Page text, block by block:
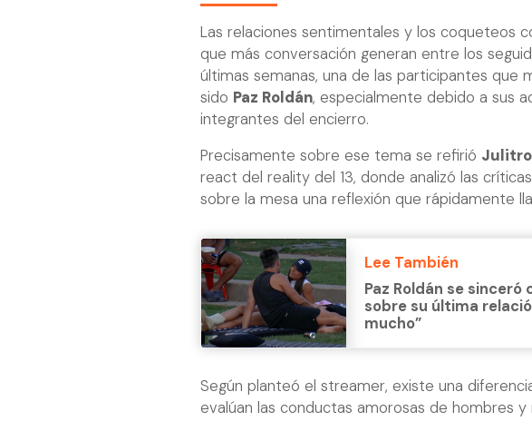
Las relaciones sentimentales y los coqueteos
que más conversación generan entre los
últimas semanas, una de las participantes que
sido Paz Roldán, especialmente debido a sus
integrantes del encierro.
Precisamente sobre ese tema se refirió
react del reality del 13, donde analizó las
sobre la mesa una reflexión que rápidamente
Lee También
Paz Roldán se
sobre su última
mucho”
Según planteó el streamer, existe una
evalúan las conductas amorosas de hombres